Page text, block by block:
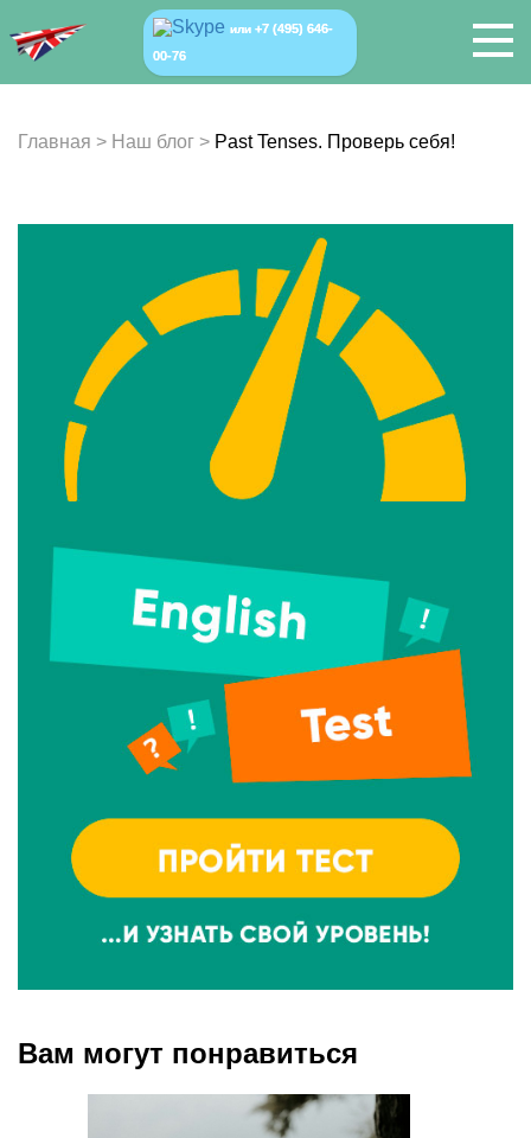
или +7 (495) 646-
00-76
Главная > Наш блог > Past Tenses. Проверь себя!
Вам могут понравиться